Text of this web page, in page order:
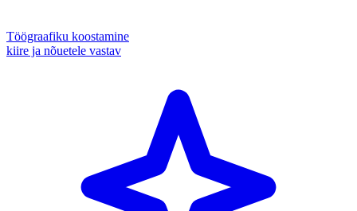
Töögraafiku koostamine
kiire ja nõuetele vastav